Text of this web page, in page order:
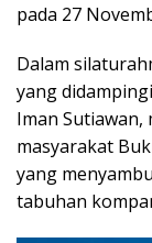
pada 27
Dalam
yang
Iman
masyarakat
yang
tabuhan